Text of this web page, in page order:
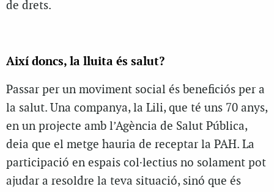
de drets.
Així doncs, la lluita és salut?
Passar per un moviment social és beneficiós per a
la salut. Una companya, la Lili, que té uns 70 anys,
en un projecte amb l’Agència de Salut Pública,
deia que el metge hauria de receptar la PAH. La
participació en espais col·lectius no solament pot
ajudar a resoldre la teva situació, sinó que és